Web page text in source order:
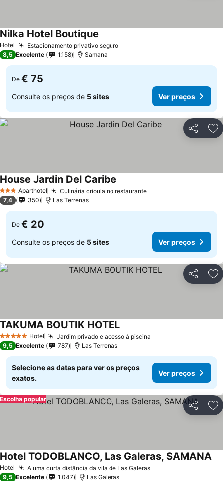
Hotel Estacionamento privativo seguroVer preços
Nilka Hotel Boutique
8,5 Excelente 1.158 Samana
De € 75
Consulte os preços de 5 sites Ver preços
Partilhar
3 EstrelasAparthotel Culinária crioula no restauranteVer preços
House Jardin Del Caribe
7,4 350 Las Terrenas
De € 20
Consulte os preços de 5 sites Ver preços
Partilhar
5 Estrelas Hotel Jardim privado e acesso à piscina
TAKUMA BOUTIK HOTELVer preços
9,5 Excelente 787 Las Terrenas
Selecione as datas para ver os preços
exatos.
Ver preços
Partilhar
Escolha popular
Hotel A uma curta distância da vila de Las GalerasVer preços
Hotel TODOBLANCO, Las Galeras, SAMANA
9,5 Excelente 1.047 Las Galeras